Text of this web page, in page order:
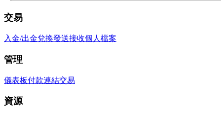
交易
入金/出金兌換發送接收個人檔案
管理
儀表板付款連結交易
資源